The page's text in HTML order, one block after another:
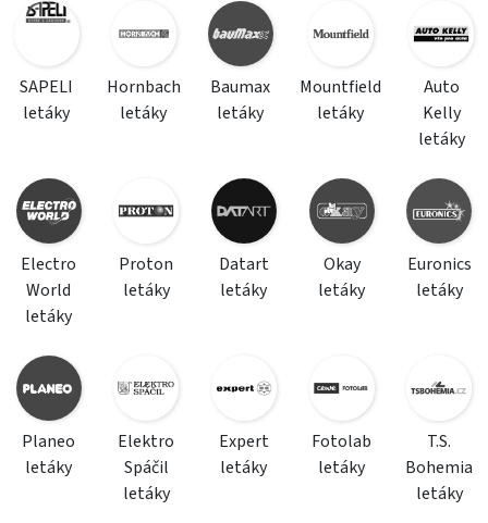
SAPELI
letáky
Hornbach
letáky
Baumax
letáky
Mountfield
letáky
Auto
Kelly
letáky
Electro
World
letáky
Proton
letáky
Datart
letáky
Okay
letáky
Euronics
letáky
Planeo
letáky
Elektro
Spáčil
letáky
Expert
letáky
Fotolab
letáky
T.S.
Bohemia
letáky